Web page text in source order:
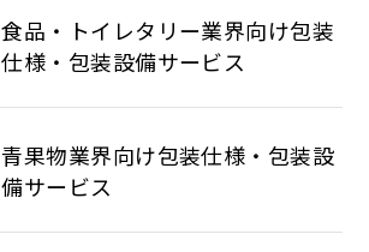
食品・トイレタリー業界向け包装
仕様・包装設備サービス
青果物業界向け包装仕様・包装設
備サービス